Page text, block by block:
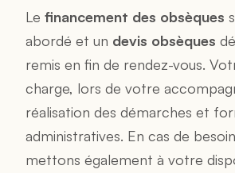
Le financement des obsèques
abordé et un devis obsèques
remis en fin de rendez-vous.
charge, lors de votre
réalisation des démarches et
administratives. En cas de
mettons également à votre